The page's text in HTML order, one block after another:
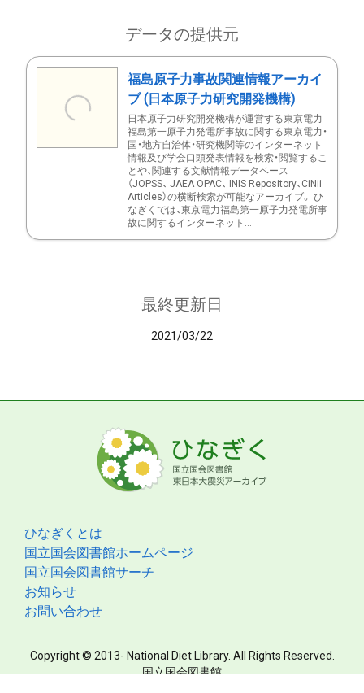
データの提供元
福島原子力事故関連情報アーカイ
ブ (日本原子力研究開発機構)
日本原子力研究開発機構が運営する東京電力
福島第一原子力発電所事故に関する東京電力・
国・地方自治体・研究機関等のインターネット
情報及び学会口頭発表情報を検索・閲覧するこ
とや、関連する文献情報データベース
（JOPSS、 JAEA OPAC、 INIS Repository、CiNii
Articles）の横断検索が可能なアーカイブ。 ひ
なぎくでは、東京電力福島第一原子力発電所事
故に関するインターネット...
最終更新日
2021/03/22
ひなぎくとは
国立国会図書館ホームページ
国立国会図書館サーチ
お知らせ
お問い合わせ
Copyright © 2013- National Diet Library. All Rights Reserved.